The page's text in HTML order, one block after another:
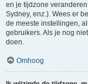
en je tijdzone
Sydney, enz.). Wees er
de meeste instellingen,
gebruikers. Als je nog
doen.
Omhoog